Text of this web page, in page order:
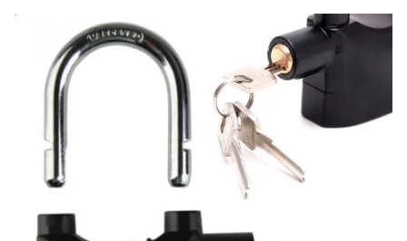
Mais Vendidos
Ativar tradutor em libras